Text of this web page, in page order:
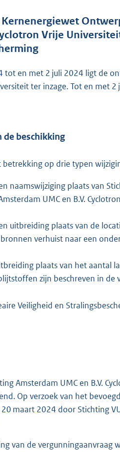
Vrije
tot en met 2 juli 2024 ligt de
ter inzage. Tot en met
de beschikking
betrekking op drie typen
naamswijziging plaats van
UMC en B.V.
uitbreiding plaats van de
verhuist naar een
plaats van het aantal
zijn beschreven in de
Veiligheid en
Amsterdam UMC en B.V.
Op verzoek van het
maart 2024 door Stichting
van de